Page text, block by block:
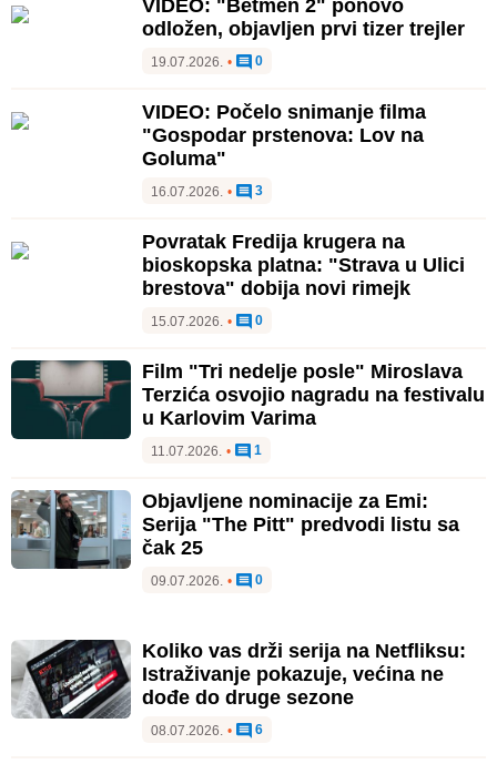
VIDEO: "Betmen 2" ponovo
odložen, objavljen prvi tizer trejler
19.07.2026. • 0
VIDEO: Počelo snimanje filma
"Gospodar prstenova: Lov na
Goluma"
16.07.2026. • 3
Povratak Fredija krugera na
bioskopska platna: "Strava u Ulici
brestova" dobija novi rimejk
15.07.2026. • 0
Film "Tri nedelje posle" Miroslava
Terzića osvojio nagradu na festivalu
u Karlovim Varima
11.07.2026. • 1
Objavljene nominacije za Emi:
Serija "The Pitt" predvodi listu sa
čak 25
09.07.2026. • 0
Koliko vas drži serija na Netfliksu:
Istraživanje pokazuje, većina ne
dođe do druge sezone
08.07.2026. • 6